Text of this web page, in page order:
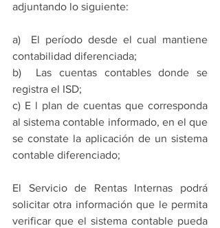
adjuntando lo siguiente:
a)  El período desde el cual mantiene
contabilidad diferenciada;
b)  Las cuentas contables donde se
registra el ISD;
c) E l plan de cuentas que corresponda
al sistema contable informado, en el que
se constate la aplicación de un sistema
contable diferenciado;
El Servicio de Rentas Internas podrá
solicitar otra información que le permita
verificar que el sistema contable pueda